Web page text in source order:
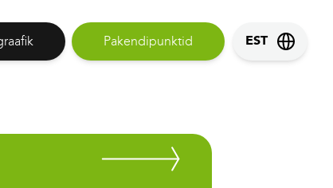
Pakendipunktid EST